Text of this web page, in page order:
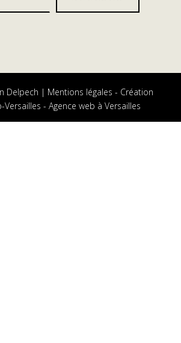
Delpech | Mentions légales - Création
Versailles - Agence web à Versailles